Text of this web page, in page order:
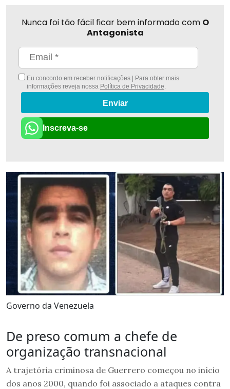
Nunca foi tão fácil ficar bem informado com O
Antagonista
Eu concordo em receber notificações | Para obter mais
informações reveja nossa Política de Privacidade
Enviar
Inscreva-se
Governo da Venezuela
De preso comum a chefe de
organização transnacional
A trajetória criminosa de Guerrero começou no início
dos anos 2000, quando foi associado a ataques contra